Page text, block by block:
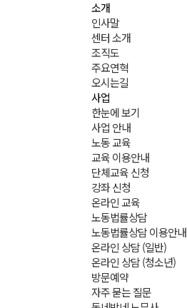
소개
인사말
센터 소개
조직도
주요연혁
오시는길
사업
한눈에 보기
사업 안내
노동 교육
교육 이용안내
단체교육 신청
강좌 신청
온라인 교육
노동법률상담
노동법률상담 이용안내
온라인 상담 (일반)
온라인 상담 (청소년)
방문예약
자주 묻는 질문